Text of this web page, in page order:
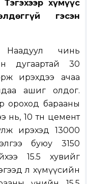
хүмүүс
гэсэн
чинь
дугаартай 30
ирэхдээ ачаа
ашиг олдог.
ороход барааны
нь, 10 тн цемент
ирэхэд 13000
буюу 3150
15.5 хувийг
л хүмүүсийн